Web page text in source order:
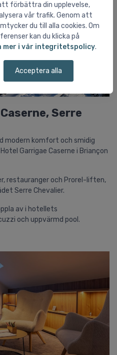
förbättra din upplevelse,
vår trafik. Genom att
du till alla cookies. Om
kan du klicka på
mer i vår integritetspolicy.
Acceptera alla
Serre
modern komfort och smidig
Garrigae Caserne i Briançon
restauranger och Prorel-liften,
Serre Chevalier.
av i hotellets
och uppvärmd pool.